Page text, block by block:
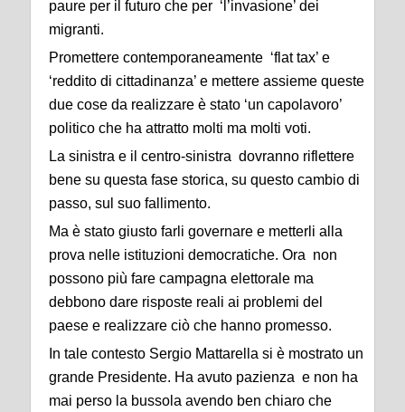
paure per il futuro che per ‘l’invasione’ dei
migranti.
Promettere contemporaneamente ‘flat tax’ e
‘reddito di cittadinanza’ e mettere assieme queste
due cose da realizzare è stato ‘un capolavoro’
politico che ha attratto molti ma molti voti.
La sinistra e il centro-sinistra dovranno riflettere
bene su questa fase storica, su questo cambio di
passo, sul suo fallimento.
Ma è stato giusto farli governare e metterli alla
prova nelle istituzioni democratiche. Ora non
possono più fare campagna elettorale ma
debbono dare risposte reali ai problemi del
paese e realizzare ciò che hanno promesso.
In tale contesto Sergio Mattarella si è mostrato un
grande Presidente. Ha avuto pazienza e non ha
mai perso la bussola avendo ben chiaro che